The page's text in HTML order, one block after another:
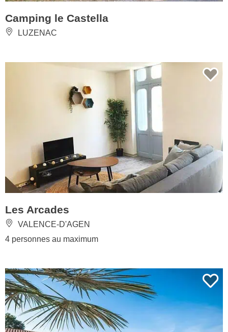
Camping le Castella
LUZENAC
Les Arcades
VALENCE-D'AGEN
4 personnes au maximum